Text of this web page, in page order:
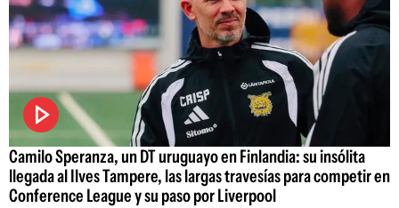
Camilo Speranza, un DT uruguayo en Finlandia: su insólita
llegada al Ilves Tampere, las largas travesías para competir en
Conference League y su paso por Liverpool